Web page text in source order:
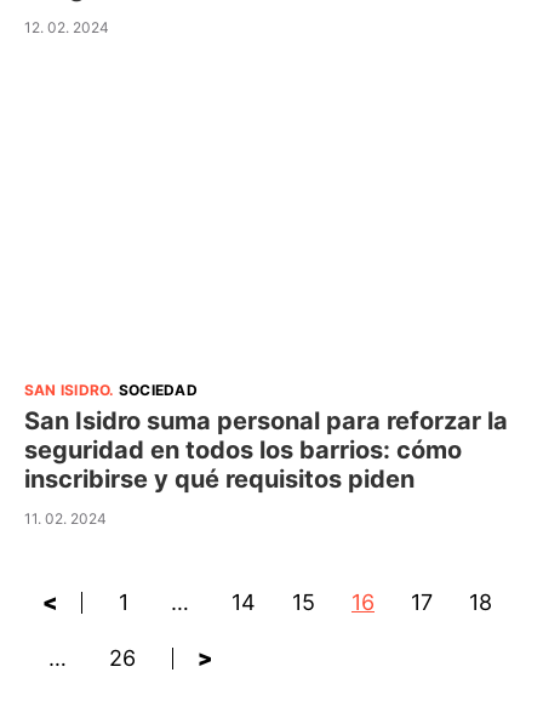
12. 02. 2024
SAN ISIDRO. SOCIEDAD
San Isidro suma personal para reforzar la
seguridad en todos los barrios: cómo
inscribirse y qué requisitos piden
11. 02. 2024
< 1 … 14 15 16 17 18
… 26 >